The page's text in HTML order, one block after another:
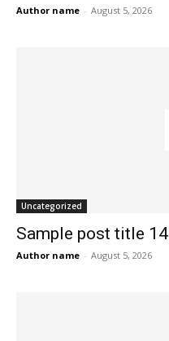
Author name - August 5, 2026
Uncategorized
Sample post title 14
Author name - August 5, 2026